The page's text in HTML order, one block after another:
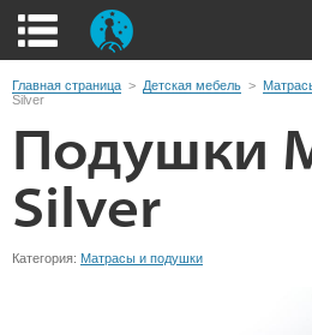
Главная страница > Детская мебель >
Silver
Подушки
Silver
Категория: Матрасы и подушки